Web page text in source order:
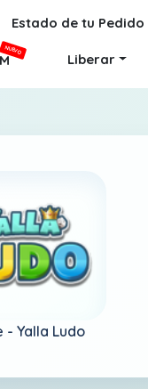
Estado de tu Pedido
NUEVO
Liberar
- Yalla Ludo